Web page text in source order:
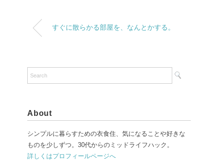
すぐに散らかる部屋を、なんとかする。
About
シンプルに暮らすための衣食住、気になることや好きな
ものを少しずつ。30代からのミッドライフハック。
詳しくはプロフィールページへ